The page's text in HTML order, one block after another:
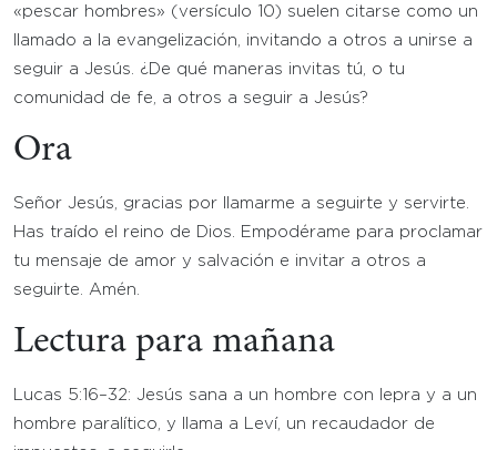
«pescar hombres» (versículo 10) suelen citarse como un
llamado a la evangelización, invitando a otros a unirse a
seguir a Jesús. ¿De qué maneras invitas tú, o tu
comunidad de fe, a otros a seguir a Jesús?
Ora
Señor Jesús, gracias por llamarme a seguirte y servirte.
Has traído el reino de Dios. Empodérame para proclamar
tu mensaje de amor y salvación e invitar a otros a
seguirte. Amén.
Lectura para mañana
Lucas 5:16–32: Jesús sana a un hombre con lepra y a un
hombre paralítico, y llama a Leví, un recaudador de